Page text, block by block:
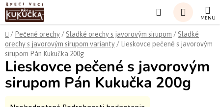
Prejsť
na
obsah
Hľadať
KOŠÍK
Domov
/ Pečené orechy / Sladké orechy s javorovým sirupom / Sladké
orechy s javorovým sirupom varianty /
Lieskovce pečené s javorovým
sirupom Pán Kukučka 200g
Lieskovce pečené s javorovým
sirupom Pán Kukučka 200g